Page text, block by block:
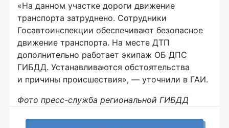
«На данном участке дороги движение
транспорта затруднено. Сотрудники
Госавтоинспекции обеспечивают безопасное
движение транспорта. На месте ДТП
дополнительно работает экипаж ОБ ДПС
ГИБДД. Устанавливаются обстоятельства
и причины происшествия», — уточнили в ГАИ.
Фото пресс-служба региональной ГИБДД